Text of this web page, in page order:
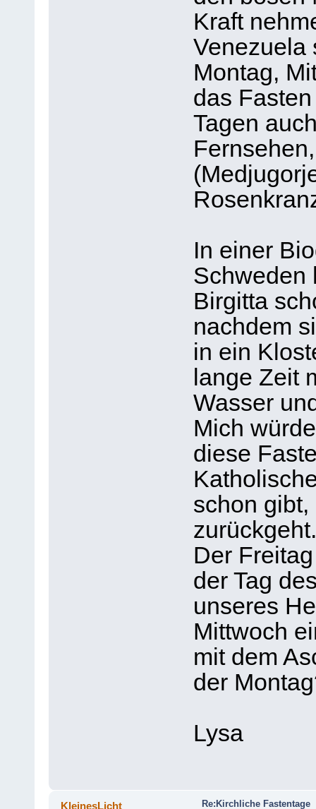
Kraft
Venezuela
Montag,
das
Tagen
In einer
Schweden
Birgitta
nachdem
in ein
lange Zeit
Wasser
Mich
diese
schon
Der
der Tag
unseres
Mittwoch
mit dem
der
Lysa
KleinesLicht
Re:Kirchliche Fastentage